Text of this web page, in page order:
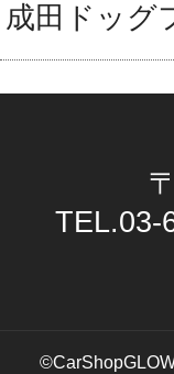
成田ドッグ
TEL.03-